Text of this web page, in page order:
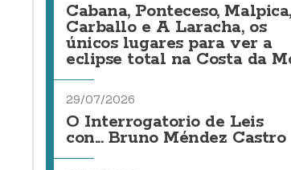
Cabana, Ponteceso, Malpica,
Carballo e A Laracha, os
únicos lugares para ver a
eclipse total na Costa da
29/07/2026
O Interrogatorio de Leis
con... Bruno Méndez Castro